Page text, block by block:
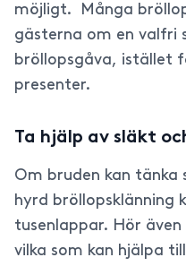
möjligt. Många
gästerna om en valfri
bröllopsgåva, istället
presenter.
Ta hjälp av släkt
Om bruden kan tänka
hyrd bröllopsklänning
tusenlappar. Hör
vilka som kan hjälpa